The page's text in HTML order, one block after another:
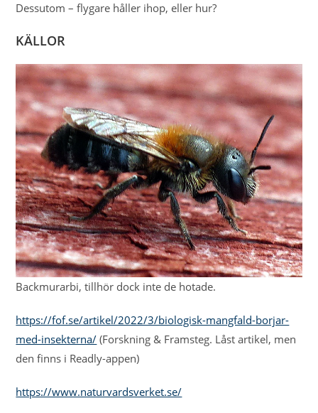
Dessutom – flygare håller ihop, eller hur?
KÄLLOR
Backmurarbi, tillhör dock inte de hotade.
https://fof.se/artikel/2022/3/biologisk-mangfald-borjar-
med-insekterna/ (Forskning & Framsteg. Låst artikel, men
den finns i Readly-appen)
https://www.naturvardsverket.se/